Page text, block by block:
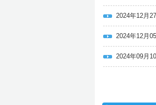
2024年12月
2024年12月
2024年09月